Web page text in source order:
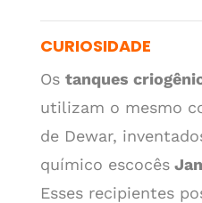
CURIOSIDADE
Os tanques
utilizam o mesmo
de Dewar,
químico escocês
Esses recipientes